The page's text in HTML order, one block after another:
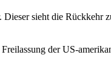
Dieser sieht die
der US-